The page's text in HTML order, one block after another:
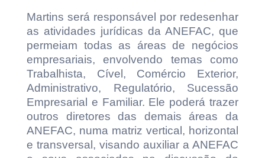
Martins será responsável por redesenhar
as atividades jurídicas da ANEFAC, que
permeiam todas as áreas de negócios
empresariais, envolvendo temas como
Trabalhista, Cível, Comércio Exterior,
Administrativo, Regulatório, Sucessão
Empresarial e Familiar. Ele poderá trazer
outros diretores das demais áreas da
ANEFAC, numa matriz vertical, horizontal
e transversal, visando auxiliar a ANEFAC